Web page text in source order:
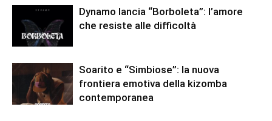
Dynamo lancia “Borboleta”: l’amore
che resiste alle difficoltà
Soarito e “Simbiose”: la nuova
frontiera emotiva della kizomba
contemporanea